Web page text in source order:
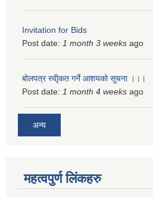
Invitation for Bids
Post date: 1 month 3 weeks ago
बोलपत्र स्वीृकत गर्ने आशयको सूचना ।।।
Post date: 1 month 4 weeks ago
अन्य
महत्वपुर्ण लिंकहरु